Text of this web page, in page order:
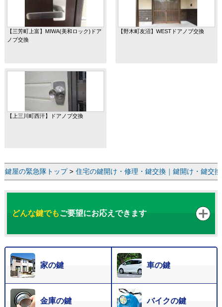
【三芳町上富】MIWA(美和ロック)ドア
ノブ交換
【野木町友沼】WESTドアノブ交換
【上三川町西汗】ドアノブ交換
鍵屋の緊急隊トップ> 住宅の鍵開け・修理・鍵交換｜鍵開け・鍵交
どんな鍵でもご要望にお応えできます
家の鍵 車の鍵
金庫の鍵 バイクの鍵